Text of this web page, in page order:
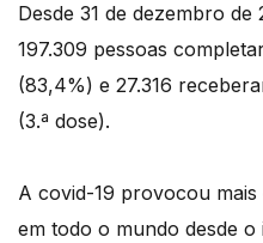
Desde 31 de dezembro
197.309 pessoas
(83,4%) e 27.316
(3.ª dose).
A covid-19 provocou
em todo o mundo desde o